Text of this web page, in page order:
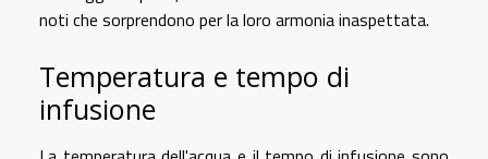
noti che sorprendono per la loro armonia inaspettata.
Temperatura e tempo di
infusione